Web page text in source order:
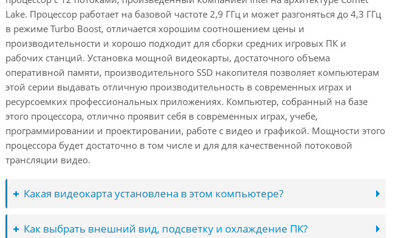
Lake. Процессор работает на базовой частоте 2,9 ГГц и может разгоняться до 4,3 ГГц
в режиме Turbo Boost, отличается хорошим соотношением цены и
производительности и хорошо подходит для сборки средних игровых ПК и
рабочих станций. Установка мощной видеокарты, достаточного объема
оперативной памяти, производительного SSD накопителя позволяет компьютерам
этой серии выдавать отличную производительность в современных играх и
ресурсоемких профессиональных приложениях. Компьютер, собранный на базе
этого процессора, отлично проявит себя в современных играх, учебе,
программировании и проектировании, работе с видео и графикой. Мощности этого
процессора будет достаточно в том числе и для для качественной потоковой
трансляции видео.
Какая видеокарта установлена в этом компьютере?
Как выбрать внешний вид, подсветку и охлаждение ПК?